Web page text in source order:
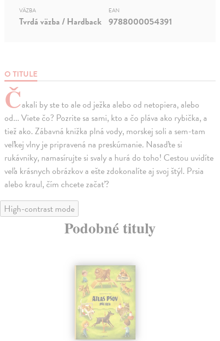
O TITULE
Čakali by ste to ale od ježka alebo od netopiera, alebo
od... Viete čo? Pozrite sa sami, kto a čo pláva ako rybička, a
tiež ako. Zábavná knižka plná vody, morskej soli a sem-tam
veľkej vlny je pripravená na preskúmanie. Nasaďte si
rukávniky, namasírujte si svaly a hurá do toho! Cestou uvidíte
veľa krásnych obrázkov a ešte zdokonalíte aj svoj štýl. Prsia
alebo kraul, čím chcete začať?
VÄZBA
Tvrdá väzba / Hardback
EAN
9788000054391
High-contrast mode
Podobné tituly